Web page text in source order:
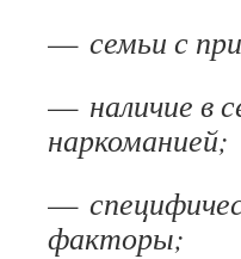
— семьи с
— наличие в
наркоманией;
—
факторы;